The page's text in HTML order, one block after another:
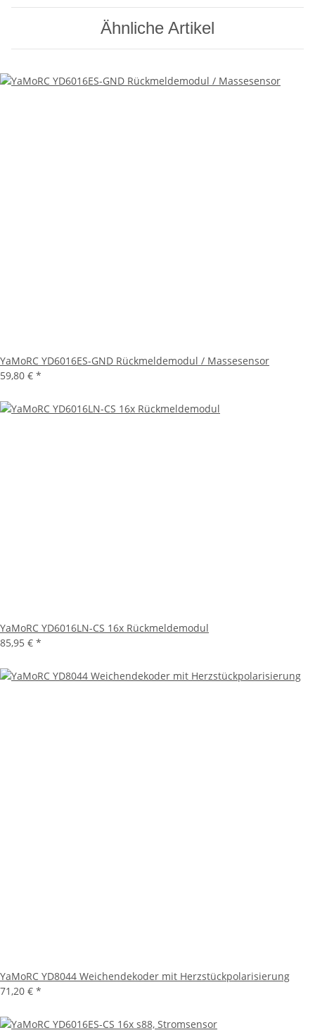
Ähnliche Artikel
YaMoRC YD6016ES-GND Rückmeldemodul / Massesensor
59,80 € *
YaMoRC YD6016LN-CS 16x Rückmeldemodul
85,95 € *
YaMoRC YD8044 Weichendekoder mit Herzstückpolarisierung
71,20 € *